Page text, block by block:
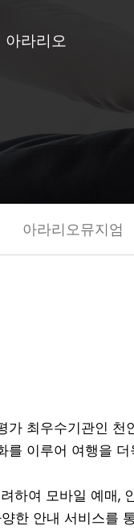
아라리오
아라리오뮤지엄
최우수기관인
이루어 여행을
하여 모바일 예매,
한 안내 서비스를